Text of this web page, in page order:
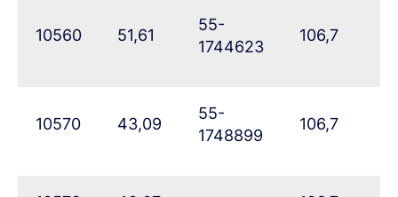
10560 51,61
55-
1744623
106,7
10570 43,09
55-
1748899
106,7